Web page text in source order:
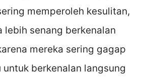
memperoleh kesulitan,
lebih senang berkenalan
mereka sering gagap
berkenalan langsung